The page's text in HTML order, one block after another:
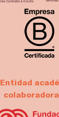
Entidad